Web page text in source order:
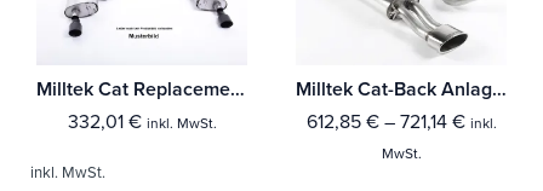
Milltek Cat Replacement Pipe Seat Ibiza Cupra 1.8 20VT 180PS
332,01 € inkl. MwSt.
inkl. MwSt.
Milltek Cat-Back Anlage Seat Ibiza 1.9 TDi 130PS und 160PS
612,85 €– 721,14 € inkl.
MwSt.